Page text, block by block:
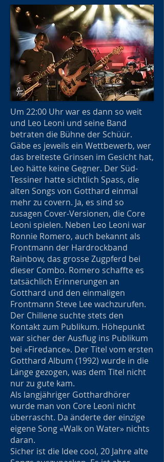
Um 22:00 Uhr war es dann so weit
und Leo Leoni und seine Band
betraten die Bühne der Schüür.
Gäbe es jeweils ein Wettbewerb, wer
das breiteste Grinsen im Gesicht hat,
Leo hätte keine Gegner. Der Süd-
Tessiner hatte sichtlich Spass, die
alten Songs von Gotthard einmal
mehr zu covern. Ja, es sind so
zusagen Cover-Versionen, die Core
Leoni spielen. Neben Leo Leoni war
Ronnie Romero, auch bekannt als
Frontmann der Hardrockband
Rainbow, das grosse Zugpferd bei
dieser Combo. Romero schaffte es
tatsächlich Erinnerungen an
Gotthard und den einmaligen
Frontmann Steve Lee wachzurufen.
Der Chillene suchte stets den
Kontakt zum Publikum. Höhepunkt
war sicher der Ausflug ins Publikum
bei «Firedance». Der Titel vom ersten
Gotthard Album (1992) wurde in die
Länge gezogen, was dem Titel nicht
nur zu gute kam.
Als langjähriger Gotthardhörer
wurde man von Core Leoni nicht
überrascht. Da änderte der einzige
eigene Song «Walk on Water» nichts
daran.
Sicher ist die Idee cool, 20 Jahre alte